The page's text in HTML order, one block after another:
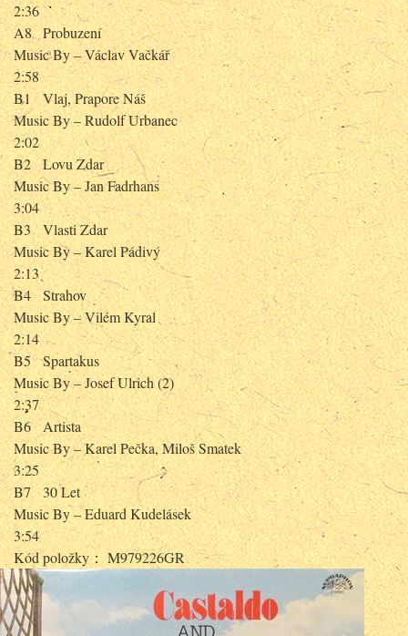
2:36
A8 Probuzení
Music By – Václav Vačkář
2:58
B1
Vlaj, Prapore Náš
Music By – Rudolf Urbanec
2:02
B2
Lovu Zdar
Music By – Jan Fadrhans
3:04
B3
Vlasti Zdar
Music By – Karel Pádivý
2:13
B4
Strahov
Music By – Vilém Kyral
2:14
B5
Spartakus
Music By – Josef Ulrich (2)
2:37
B6
Artista
Music By – Karel Pečka, Miloš Smatek
3:25
B7
30 Let
Music By – Eduard Kudelásek
3:54
Kód položky： M979226GR